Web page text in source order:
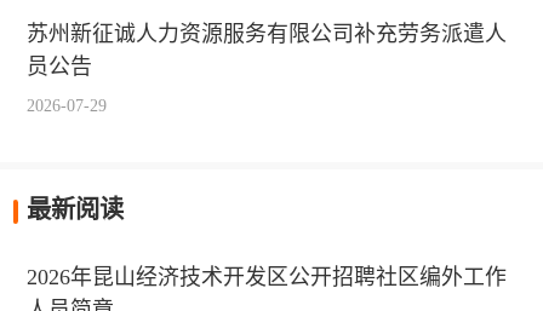
苏州新征诚人力资源服务有限公司补充劳务派遣人
员公告
2026-07-29
最新阅读
2026年昆山经济技术开发区公开招聘社区编外工作